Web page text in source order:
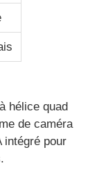
hélice quad
de caméra
intégré pour